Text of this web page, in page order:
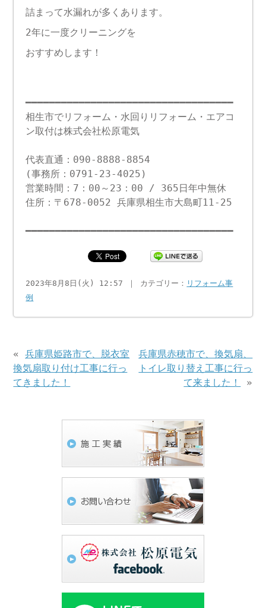
詰まって水漏れが多くあります。
2年に一度クリーニングを
おすすめします！
━━━━━━━━━━━━━━━━━━━━━━━━━━━━━━━━━━━
相生市でリフォーム・水回りリフォーム・エアコ
ン取付は株式会社松原電気
代表直通：090-8888-8854
(事務所：0791-23-4025)
営業時間：7：00～23：00 / 365日年中無休
住所：〒678-0052 兵庫県相生市大島町11-25
━━━━━━━━━━━━━━━━━━━━━━━━━━━━━━━━━━━
2023年8月8日(火) 12:57 ｜ カテゴリー： リフォーム事
例
«兵庫県姫路市で、脱衣室
換気扇取り付け工事に行っ
てきました！
兵庫県赤穂市で、換気扇、
トイレ取り替え工事に行っ
て来ました！
»